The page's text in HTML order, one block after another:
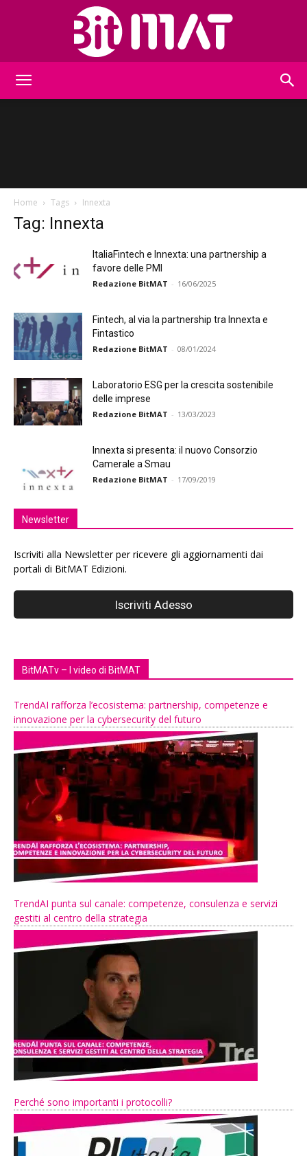
Home Tags Innexta
Tag: Innexta
ItaliaFintech e Innexta: una partnership a
favore delle PMI
Redazione BitMAT - 16/06/2025
Fintech, al via la partnership tra Innexta e
Fintastico
Redazione BitMAT - 08/01/2024
Laboratorio ESG per la crescita sostenibile
delle imprese
Redazione BitMAT - 13/03/2023
Innexta si presenta: il nuovo Consorzio
Camerale a Smau
Redazione BitMAT - 17/09/2019
Newsletter
Iscriviti alla Newsletter per ricevere gli aggiornamenti dai
portali di BitMAT Edizioni.
BitMATv – I video di BitMAT
TrendAI rafforza l’ecosistema: partnership, competenze e
innovazione per la cybersecurity del futuro
TrendAI punta sul canale: competenze, consulenza e servizi
gestiti al centro della strategia
Perché sono importanti i protocolli?